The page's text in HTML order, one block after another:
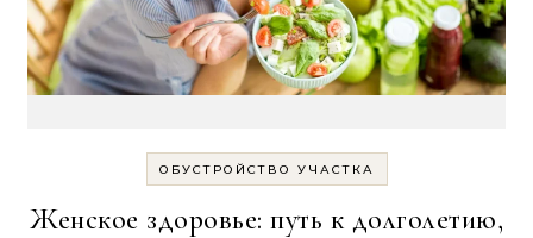
ОБУСТРОЙСТВО УЧАСТКА
Женское здоровье: путь к долголетию,